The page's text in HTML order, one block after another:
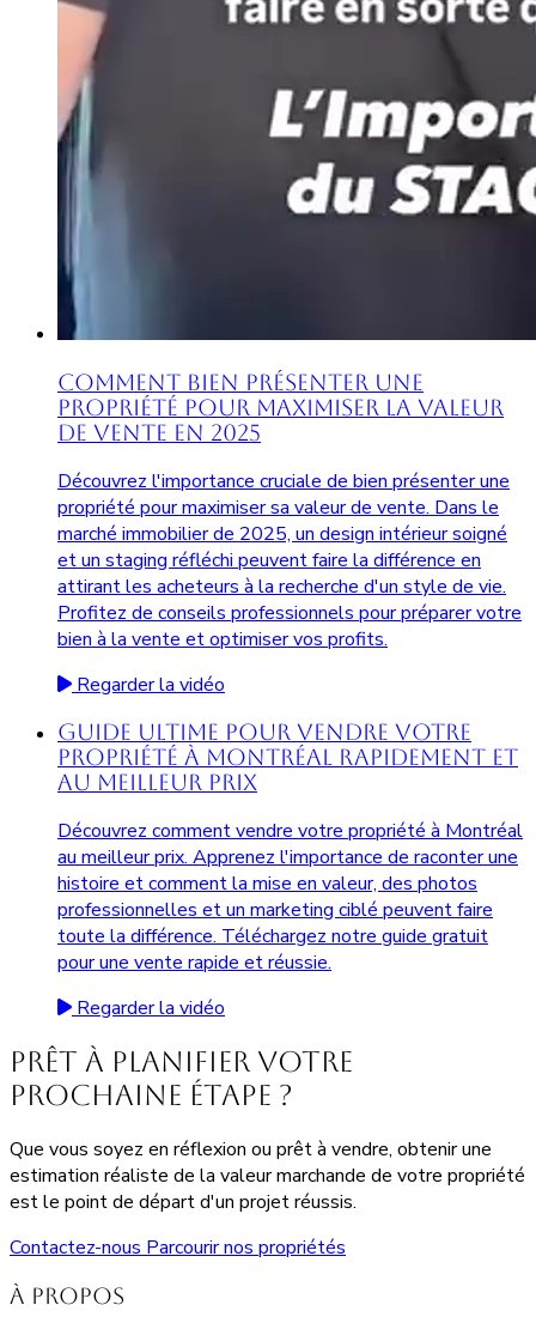
Comment Bien Présenter une
Propriété pour Maximiser la Valeur
de Vente en 2025
Découvrez l'importance cruciale de bien présenter une
propriété pour maximiser sa valeur de vente. Dans le
marché immobilier de 2025, un design intérieur soigné
et un staging réfléchi peuvent faire la différence en
attirant les acheteurs à la recherche d'un style de vie.
Profitez de conseils professionnels pour préparer votre
bien à la vente et optimiser vos profits.
Regarder la vidéo
Guide Ultime pour Vendre Votre
Propriété à Montréal Rapidement et
au Meilleur Prix
Découvrez comment vendre votre propriété à Montréal
au meilleur prix. Apprenez l'importance de raconter une
histoire et comment la mise en valeur, des photos
professionnelles et un marketing ciblé peuvent faire
toute la différence. Téléchargez notre guide gratuit
pour une vente rapide et réussie.
Regarder la vidéo
Prêt à planifier votre
prochaine étape ?
Que vous soyez en réflexion ou prêt à vendre, obtenir une
estimation réaliste de la valeur marchande de votre propriété
est le point de départ d'un projet réussis.
Contactez-nous Parcourir nos propriétés
À propos